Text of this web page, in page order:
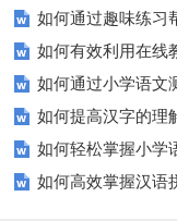
汉字？
如何通过趣味练习
掌握反义词匹配？
如何有效利用在线
源？如何通过小学语文
效提高孩子的阅读与写
如何提高汉字的理
能力？这里有妙招！
如何轻松掌握小学
知识？
如何高效掌握汉语